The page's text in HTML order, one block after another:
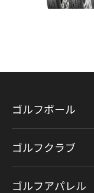
ゴルフボール
ゴルフクラブ
ゴルフアパレル